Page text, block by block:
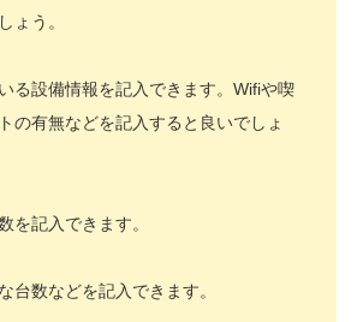
ょう。
る設備情報を記入できます。Wifiや喫
の有無などを記入すると良いでしょ
を記入できます。
台数などを記入できます。